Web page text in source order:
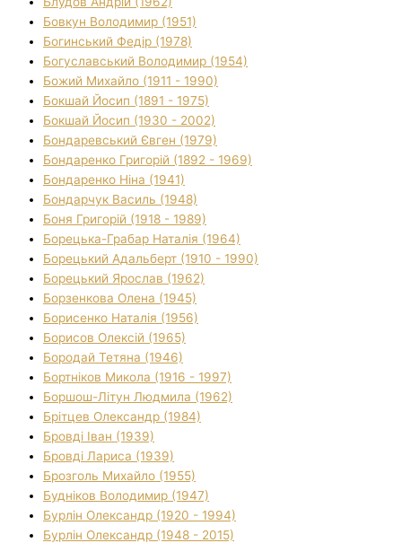
Бовкун Володимир (1951)
Богинський Федір (1978)
Богуславський Володимир (1954)
Божий Михайло (1911 - 1990)
Бокшай Йосип (1891 - 1975)
Бокшай Йосип (1930 - 2002)
Бондаревський Євген (1979)
Бондаренко Григорій (1892 - 1969)
Бондаренко Ніна (1941)
Бондарчук Василь (1948)
Боня Григорій (1918 - 1989)
Борецька-Грабар Наталія (1964)
Борецький Адальберт (1910 - 1990)
Борецький Ярослав (1962)
Борзенкова Олена (1945)
Борисенко Наталія (1956)
Борисов Олексій (1965)
Бородай Тетяна (1946)
Бортніков Микола (1916 - 1997)
Боршош-Літун Людмила (1962)
Брітцев Олександр (1984)
Бровді Іван (1939)
Бровді Лариса (1939)
Брозголь Михайло (1955)
Будніков Володимир (1947)
Бурлін Олександр (1920 - 1994)
Бурлін Олександр (1948 - 2015)